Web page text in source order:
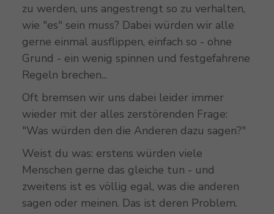
zu werden, uns angestrengt so zu verhalten,
wie "es" sein muss? Dabei würden wir alle
gerne einmal ausflippen, einfach so - ohne
Grund - ein wenig spinnen und festgefahrene
Regeln brechen...
Oft bremsen wir uns dabei leider immer
wieder mit der alles zerstörenden Frage:
"Was würden den die Anderen dazu sagen?"
Weist du was: erstens würden viele
Menschen gerne das gleiche tun - und
zweitens ist es völlig egal, was die anderen
sagen oder meinen. Das ist deren Problem.